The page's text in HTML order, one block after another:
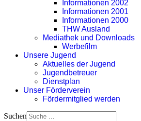
Informationen 2002
Informationen 2001
Informationen 2000
THW Ausland
Mediathek und Downloads
Werbefilm
Unsere Jugend
Aktuelles der Jugend
Jugendbetreuer
Dienstplan
Unser Förderverein
Fördermitglied werden
Suchen